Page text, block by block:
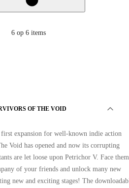
6 op 6 items
OF THE VOID
expansion for well-known indie action
Void has opened and now its corrupting
are let loose upon Petrichor V. Face them
of your friends and unlock many new
new and exciting stages! The